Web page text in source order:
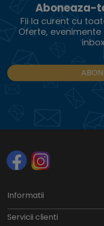
Aboneaza-
Fii la curent cu
Oferte,
Informatii
Servicii clienti